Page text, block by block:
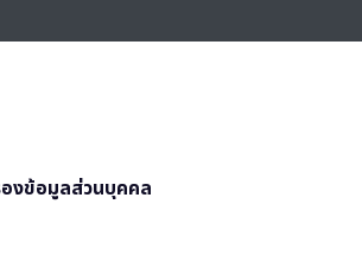
งข้อมูลส่วนบุคคล